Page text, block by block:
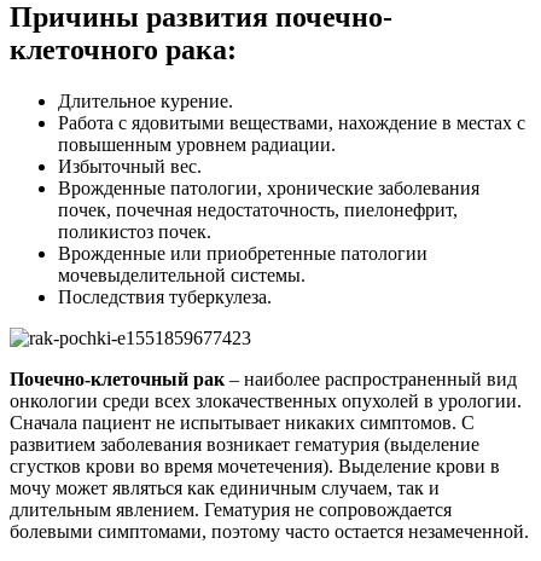
Причины развития почечно-
клеточного рака:
Длительное курение.
Работа с ядовитыми веществами, нахождение в местах с
повышенным уровнем радиации.
Избыточный вес.
Врожденные патологии, хронические заболевания
почек, почечная недостаточность, пиелонефрит,
поликистоз почек.
Врожденные или приобретенные патологии
мочевыделительной системы.
Последствия туберкулеза.
Почечно-клеточный рак – наиболее распространенный вид
онкологии среди всех злокачественных опухолей в урологии.
Сначала пациент не испытывает никаких симптомов. С
развитием заболевания возникает гематурия (выделение
сгустков крови во время мочетечения). Выделение крови в
мочу может являться как единичным случаем, так и
длительным явлением. Гематурия не сопровождается
болевыми симптомами, поэтому часто остается незамеченной.